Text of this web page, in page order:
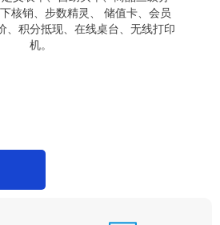
核销、步数精灵、 储值卡、会员
、积分抵现、在线桌台、无线打印
机。